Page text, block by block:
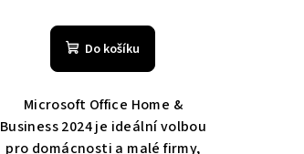
Do košíku
Microsoft Office Home &
Business 2024 je ideální volbou
pro domácnosti a malé firmy,